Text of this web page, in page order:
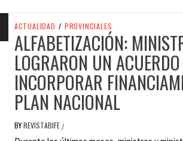
ACTUALIDAD / PROVINCIALES
ALFABETIZACIÓN:
LOGRARON UN
INCORPORAR
PLAN NACIONAL
BYREVISTABIFE /